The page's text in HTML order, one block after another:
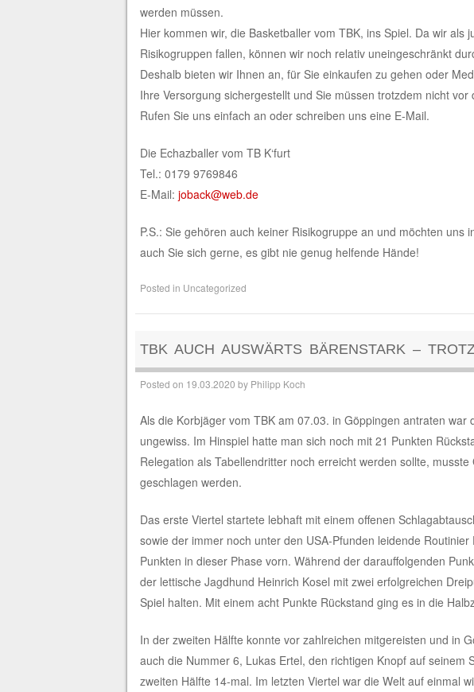
werden müssen.
Hier kommen wir, die Basketballer vom TBK, ins Spiel. Da wir als
Risikogruppen fallen, können wir noch relativ uneingeschränkt
Deshalb bieten wir Ihnen an, für Sie einkaufen zu gehen oder
Ihre Versorgung sichergestellt und Sie müssen trotzdem nicht vor
Rufen Sie uns einfach an oder schreiben uns eine E-Mail.
Die Echazballer vom TB K‘furt
Tel.: 0179 9769846
E-Mail: joback@web.de
P.S.: Sie gehören auch keiner Risikogruppe an und möchten uns
auch Sie sich gerne, es gibt nie genug helfende Hände!
Posted in Uncategorized
TBK AUCH AUSWÄRTS BÄRENSTARK –
Posted on 19.03.2020 by Philipp Koch
Als die Korbjäger vom TBK am 07.03. in Göppingen antraten
ungewiss. Im Hinspiel hatte man sich noch mit 21 Punkten
Relegation als Tabellendritter noch erreicht werden sollte,
geschlagen werden.
Das erste Viertel startete lebhaft mit einem offenen
sowie der immer noch unter den USA-Pfunden leidende
Punkten in dieser Phase vorn. Während der darauffolgenden
der lettische Jagdhund Heinrich Kosel mit zwei erfolgreichen
Spiel halten. Mit einem acht Punkte Rückstand ging es in die
In der zweiten Hälfte konnte vor zahlreichen mitgereisten und in
auch die Nummer 6, Lukas Ertel, den richtigen Knopf auf seinem
zweiten Hälfte 14-mal. Im letzten Viertel war die Welt auf einmal